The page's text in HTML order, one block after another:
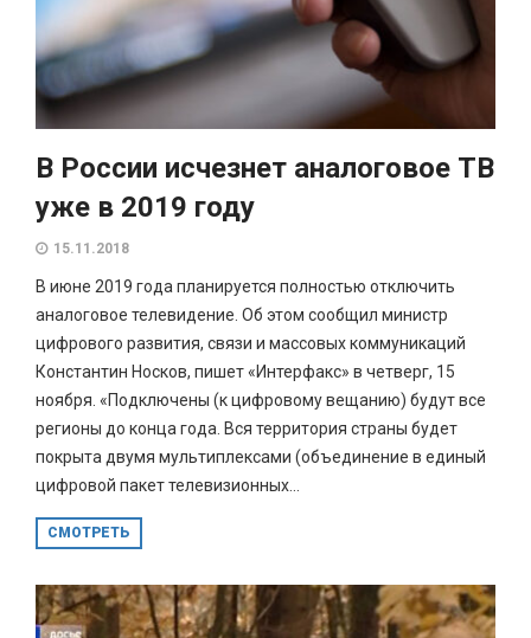
В России исчезнет аналоговое ТВ
уже в 2019 году
15.11.2018
В июне 2019 года планируется полностью отключить
аналоговое телевидение. Об этом сообщил министр
цифрового развития, связи и массовых коммуникаций
Константин Носков, пишет «Интерфакс» в четверг, 15
ноября. «Подключены (к цифровому вещанию) будут все
регионы до конца года. Вся территория страны будет
покрыта двумя мультиплексами (объединение в единый
цифровой пакет телевизионных...
СМОТРЕТЬ